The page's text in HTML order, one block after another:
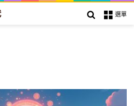
選單
搜索